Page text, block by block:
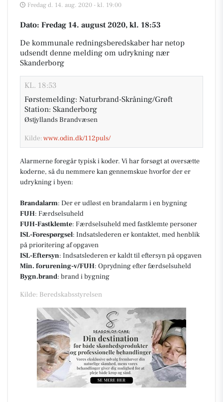
Fredag d. 14. aug. 2020 - kl. 19:00
Dato: Fredag 14. august 2020, kl. 18:53
De kommunale redningsberedskaber har netop
udsendt denne melding om udrykning nær
Skanderborg
KL. 18:53
Førstemelding: Naturbrand-Skråning/Grøft
Station: Skanderborg
Østjyllands Brandvæsen
Kilde:www.odin.dk/112puls/
Alarmerne foregår typisk i koder. Vi har forsøgt at oversætte
koderne, så du nemmere kan gennemskue hvorfor der er
udrykning i byen:
Brandalarm: Der er udløst en brandalarm i en bygning
FUH: Færdselsuheld
FUH-Fastklemte: Færdselsuheld med fastklemte personer
ISL-Forespørgsel: Indsatslederen er kontaktet, med henblik
på prioritering af opgaven
ISL-Eftersyn: Indsatslederen er kaldt til eftersyn på opgaven
Min. forurening-v/FUH: Oprydning efter færdselsuheld
Bygn.brand: brand i bygning
Kilde: Beredskabsstyrelsen